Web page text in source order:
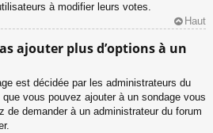
à modifier leurs votes.
Haut
ajouter plus d’options à un
est décidée par les administrateurs du
vous pouvez ajouter à un sondage vous
de demander à un administrateur du forum